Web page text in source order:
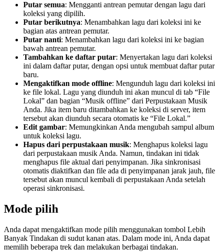
Putar semua: Mengganti antrean pemutar dengan lagu dari
koleksi yang dipilih.
Putar berikutnya: Menambahkan lagu dari koleksi ini ke
bagian atas antrean pemutar.
Putar nanti: Menambahkan lagu dari koleksi ini ke bagian
bawah antrean pemutar.
Tambahkan ke daftar putar: Menyertakan lagu dari koleksi
ini dalam daftar putar, dengan opsi untuk membuat daftar putar
baru.
Mengaktifkan mode offline: Mengunduh lagu dari koleksi ini
ke file lokal. Lagu yang diunduh ini akan muncul di tab “File
Lokal” dan bagian “Musik offline” dari Perpustakaan Musik
Anda. Jika item baru ditambahkan ke koleksi di server, item
tersebut akan diunduh secara otomatis ke “File Lokal.”
Edit gambar: Memungkinkan Anda mengubah sampul album
untuk koleksi lagu.
Hapus dari perpustakaan musik: Menghapus koleksi lagu
dari perpustakaan musik Anda. Namun, tindakan ini tidak
menghapus file aktual dari penyimpanan. Jika sinkronisasi
otomatis diaktifkan dan file ada di penyimpanan jarak jauh, file
tersebut akan muncul kembali di perpustakaan Anda setelah
operasi sinkronisasi.
Mode pilih
Anda dapat mengaktifkan mode pilih menggunakan tombol Lebih
Banyak Tindakan di sudut kanan atas. Dalam mode ini, Anda dapat
memilih beberapa trek dan melakukan berbagai tindakan.